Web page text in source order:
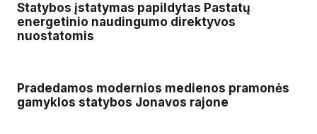
Statybos įstatymas papildytas Pastatų
energetinio naudingumo direktyvos
nuostatomis
Pradedamos modernios medienos pramonės
gamyklos statybos Jonavos rajone